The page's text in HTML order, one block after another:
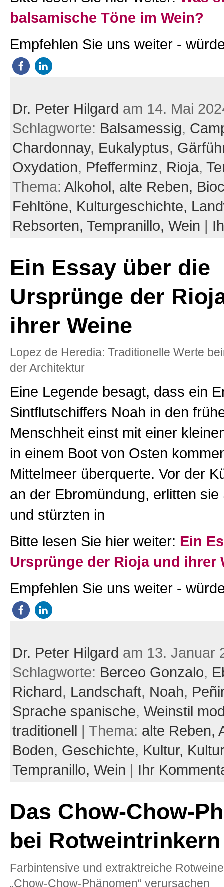
balsamische Töne im Wein?
Empfehlen Sie uns weiter -
Dr. Peter Hilgard am 14. Mai
Schlagworte: Balsamessig,
Chardonnay, Eukalyptus,
Oxydation, Pfefferminz, Rioja,
Thema: Alkohol, alte Reben,
Fehltöne, Kulturgeschichte,
Rebsorten, Tempranillo, Wein |
Ein Essay über die
Ursprünge der
ihrer Weine
Lopez de Heredia: Traditionelle Werte
der Architektur
Eine Legende besagt, dass ein
Sintflutschiffers Noah in den
Menschheit einst mit einer
in einem Boot von Osten
Mittelmeer überquerte. Vor der
an der Ebromündung, erlitten sie
und stürzten in
Bitte lesen Sie hier weiter: Ein
Ursprünge der Rioja und ihrer
Empfehlen Sie uns weiter -
Dr. Peter Hilgard am 13. Januar
Schlagworte: Berceo Gonzalo,
Richard, Landschaft, Noah,
Sprache spanische, Weinstil
traditionell | Thema: alte Reben,
Boden, Geschichte, Kultur,
Tempranillo, Wein | Ihr
Das Chow-Chow-
bei Rotweintrinkern
Farbintensive und extraktreiche
„Chow-Chow-Phänomen“ verursachen